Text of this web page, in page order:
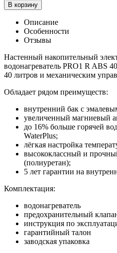
В корзину
Описание
Особенности
Отзывы
Настенный накопительный
водонагреватель PRO1 R ABS
40 литров и механическим
Обладает рядом преимуществ:
внутренний бак с
увеличенный магниевый
до 16% больше горячей
WaterPlus;
лёгкая настройка
высококлассный и
(полиуретан);
5 лет гарантии на
Комплектация:
водонагреватель
предохранительный
инструкция по
гарантийный талон
заводская упаковка